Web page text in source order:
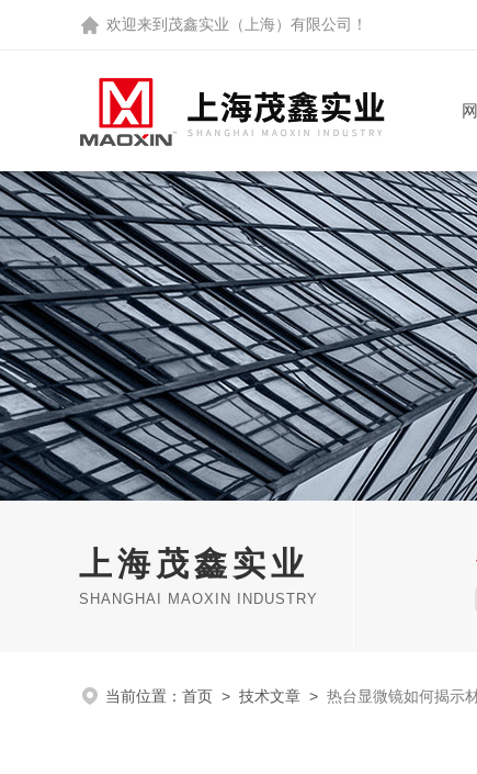
欢迎来到 茂鑫实业（上海）有限公司 ！
上海茂鑫实业
SHANGHAI MAOXIN INDUSTRY
当前位置： 首页 > 技术文章 > 热台显微镜如何揭示